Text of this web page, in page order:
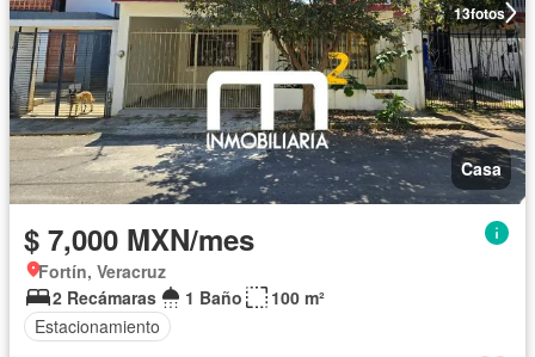
13fotos
Casa
$ 7,000 MXN/mes
Fortín, Veracruz
2 Recámaras
1 Baño
100 m²
Estacionamiento